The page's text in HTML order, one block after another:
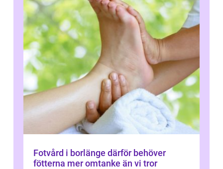
Fotvård i borlänge därför behöver
fötterna mer omtanke än vi tror